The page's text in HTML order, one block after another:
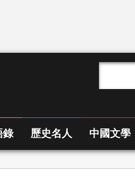
錄 歷史名人 中國文學